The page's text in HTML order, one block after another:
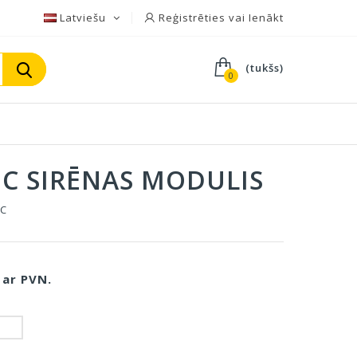
Reģistrēties vai Ienākt
Latviešu
0
(tukšs)
SIRĒNAS MODULIS
PVN.